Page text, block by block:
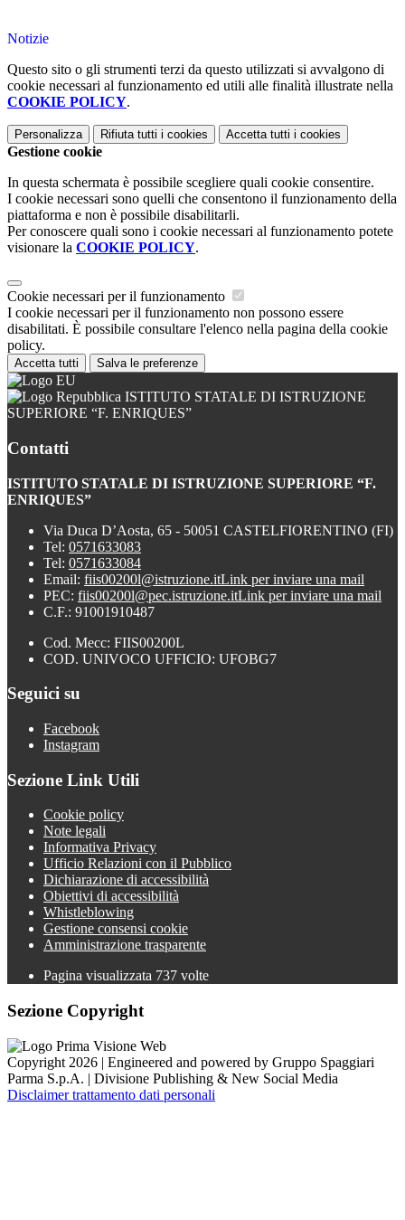
Notizie
Questo sito o gli strumenti terzi da questo utilizzati si avvalgono di
cookie necessari al funzionamento ed utili alle finalità illustrate nella
COOKIE POLICY.
Personalizza Rifiuta tutti i cookies Accetta tutti i cookies
Gestione cookie
In questa schermata è possibile scegliere quali cookie consentire.
I cookie necessari sono quelli che consentono il funzionamento della
piattaforma e non è possibile disabilitarli.
Per conoscere quali sono i cookie necessari al funzionamento potete
visionare la COOKIE POLICY.
Cookie necessari per il funzionamento
I cookie necessari per il funzionamento non possono essere
disabilitati. È possibile consultare l'elenco nella pagina della cookie
policy.
Accetta tutti Salva le preferenze
ISTITUTO STATALE DI ISTRUZIONE
SUPERIORE “F. ENRIQUES”
Contatti
ISTITUTO STATALE DI ISTRUZIONE SUPERIORE “F.
ENRIQUES”
Via Duca D’Aosta, 65 - 50051 CASTELFIORENTINO (FI)
Tel: 0571633083
Tel: 0571633084
Email: fiis00200l@istruzione.itLink per inviare una mail
PEC: fiis00200l@pec.istruzione.itLink per inviare una mail
C.F.: 91001910487
Cod. Mecc: FIIS00200L
COD. UNIVOCO UFFICIO: UFOBG7
Seguici su
Facebook
Instagram
Sezione Link Utili
Cookie policy
Note legali
Informativa Privacy
Ufficio Relazioni con il Pubblico
Dichiarazione di accessibilità
Obiettivi di accessibilità
Whistleblowing
Gestione consensi cookie
Amministrazione trasparente
Pagina visualizzata 737 volte
Sezione Copyright
Copyright 2026 | Engineered and powered by Gruppo Spaggiari
Parma S.p.A. | Divisione Publishing & New Social Media
Disclaimer trattamento dati personali